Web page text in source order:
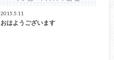
2015.5.11
おはようございます